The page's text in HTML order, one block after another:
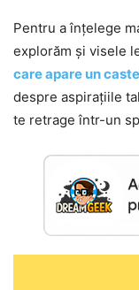
Pentru a înțelege
explorăm și visele
care apare un
despre aspirațiile
te retrage într-un